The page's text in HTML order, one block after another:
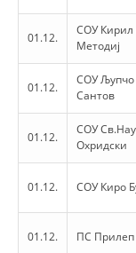
01.12.
СОУ Кирил
Методиј
01.12.
СОУ Љупчо
Сантов
01.12.
СОУ
Охридски
01.12. СОУ Киро
01.12. ПС Прилеп